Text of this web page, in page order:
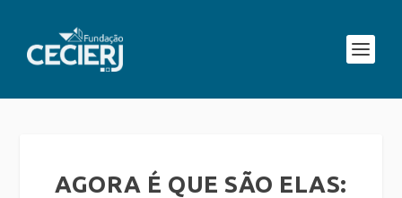
AGORA É QUE SÃO ELAS: